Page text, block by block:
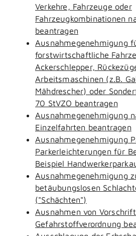
Verkehre, Fahrzeuge oder
Fahrzeugkombinationen
beantragen
Ausnahmegenehmigung
forstwirtschaftliche
Ackerschlepper,
Arbeitsmaschinen (z.B.
Mähdrescher) oder
70 StVZO beantragen
Ausnahmegenehmigung
Einzelfahrten beantragen
Ausnahmegenehmigung
Parkerleichterungen für
Beispiel
Ausnahmegenehmigung
betäubungslosen
("Schächten")
Ausnahmen von
Gefahrstoffverordnung